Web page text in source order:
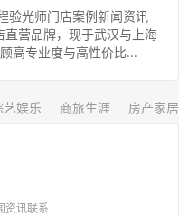
验光师门店案例新闻资讯
直营品牌，现于武汉与上海
高专业度与高性价比...
艺娱乐 商旅生涯 房产家居
资讯联系